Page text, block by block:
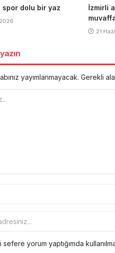
spor dolu bir yaz
İzmirli
21
yayımlanmayacak. Gerekli
sefere yorum yaptığımda